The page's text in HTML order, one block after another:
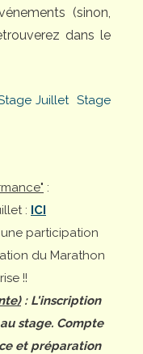
(sinon,
dans le
Juillet Stage
:
: ICI
participation
du Marathon
!!
: L'inscription
stage. Compte
et préparation